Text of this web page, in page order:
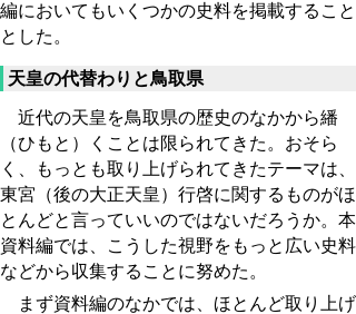
編においてもいくつかの史料を掲載すること
とした。
天皇の代替わりと鳥取県
近代の天皇を鳥取県の歴史のなかから繙
（ひもと）くことは限られてきた。おそら
く、もっとも取り上げられてきたテーマは、
東宮（後の大正天皇）行啓に関するものがほ
とんどと言っていいのではないだろうか。本
資料編では、こうした視野をもっと広い史料
などから収集することに努めた。
まず資料編のなかでは、ほとんど取り上げ